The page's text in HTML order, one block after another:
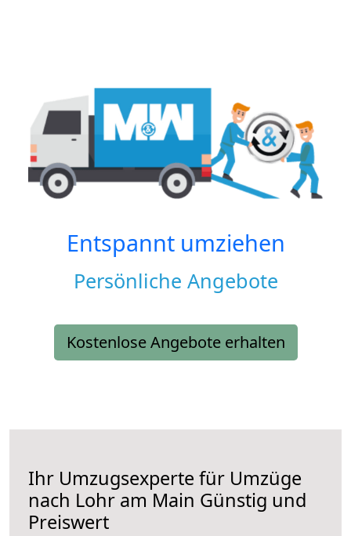
Entspannt umziehen
Persönliche Angebote
Kostenlose Angebote erhalten
Ihr Umzugsexperte für Umzüge
nach Lohr am Main Günstig und
Preiswert